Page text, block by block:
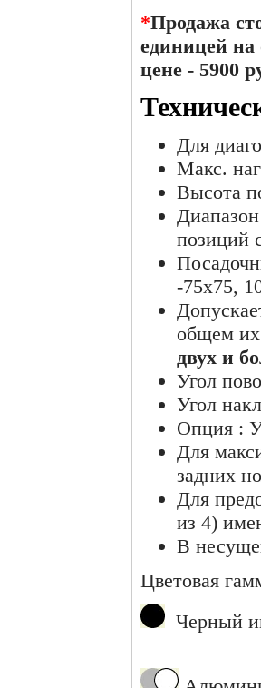
*Продажа
единицей на
цене - 5900
Для
Макс.
Высота
позиций
-75х75,
общем их
двух и
Угол
Угол
Опция :
Для
задних
Для
из 4)
В
Цветовая
Черный